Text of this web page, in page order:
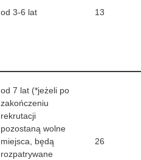
od 3-6 lat 13
od 7 lat (*jeżeli po
zakończeniu
rekrutacji
pozostaną wolne
miejsca, będą
rozpatrywane
26